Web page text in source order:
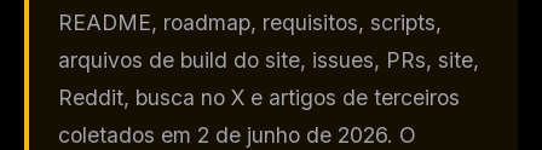
README, roadmap, requisitos, scripts,
arquivos de build do site, issues, PRs, site,
Reddit, busca no X e artigos de terceiros
coletados em 2 de junho de 2026. O